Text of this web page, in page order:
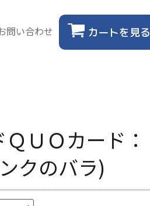
問い合わせ カートを見る
ＵＯカード：
クのバラ)